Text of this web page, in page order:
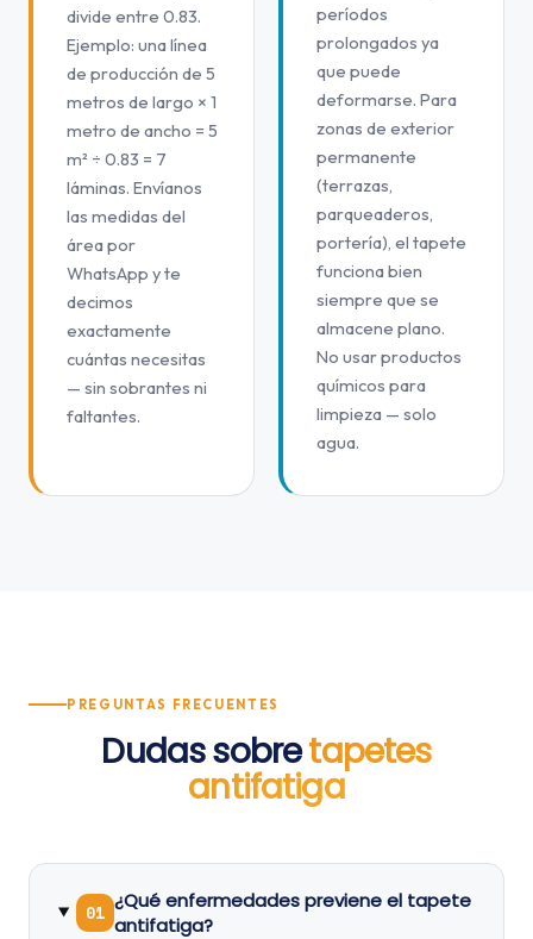
divide entre 0.83.
Ejemplo: una línea
de producción de 5
metros de largo × 1
metro de ancho = 5
m² ÷ 0.83 = 7
láminas. Envíanos
las medidas del
área por
WhatsApp y te
decimos
exactamente
cuántas necesitas
— sin sobrantes ni
faltantes.
períodos
prolongados ya
que puede
deformarse. Para
zonas de exterior
permanente
(terrazas,
parqueaderos,
portería), el tapete
funciona bien
siempre que se
almacene plano.
No usar productos
químicos para
limpieza — solo
agua.
PREGUNTAS FRECUENTES
Dudas sobretapetes
antifatiga
01 ¿Qué enfermedades previene el tapete
antifatiga?